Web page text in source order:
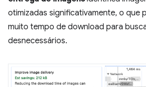
otimizadas significativamente, o que
muito tempo de download para
desnecessários.